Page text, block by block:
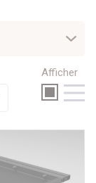
Afficher